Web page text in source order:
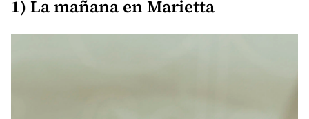
1) La mañana en Marietta